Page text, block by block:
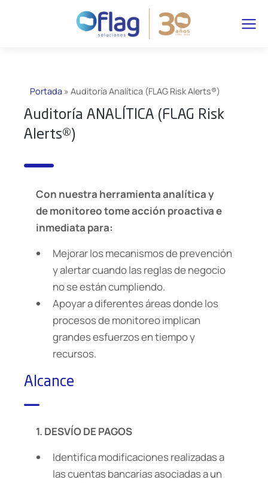
Portada » Auditoría Analítica (FLAG Risk Alerts®)
Auditoría ANALÍTICA (FLAG Risk
Alerts®)
Con nuestra herramienta analítica y
de monitoreo tome acción proactiva e
inmediata para:
Mejorar los mecanismos de prevención
y alertar cuando las reglas de negocio
no se están cumpliendo.
Apoyar a diferentes áreas donde los
procesos de monitoreo implican
grandes esfuerzos en tiempo y
recursos.
Alcance
1. DESVÍO DE PAGOS
Identifica modificaciones realizadas a
las cuentas bancarias asociadas a un